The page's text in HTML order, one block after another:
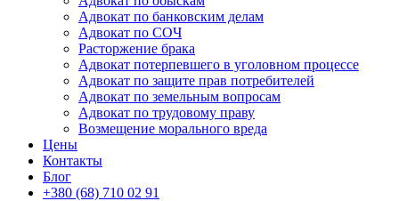
Адвокат по банковским делам
Адвокат по СОЧ
Расторжение брака
Адвокат потерпевшего в уголовном процессе
Адвокат по защите прав потребителей
Адвокат по земельным вопросам
Адвокат по трудовому праву
Возмещение морального вреда
Цены
Контакты
Блог
+380 (68) 710 02 91